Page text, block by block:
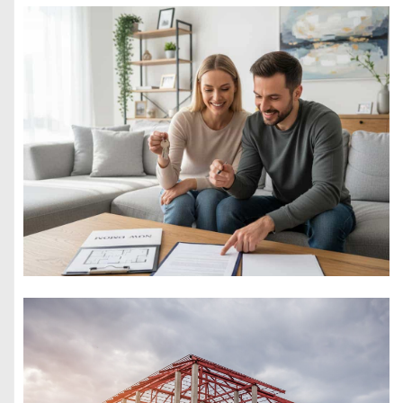
ekologiczna i czy
rzeczywiście
jest przyjazna
dla środowiska?
Serwis
nawodnień – jak
utrzymać
sprawny system
na terenie
Warszawy?
Jak skutecznie
okrywać rośliny
na zimę białą
agrowłókniną?
Dlaczego dobre
rolety i żaluzje
poprawiają
jakość snu i